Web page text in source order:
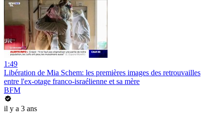
1:49
Libération de Mia Schem: les premières images des retrouvailles
entre l'ex-otage franco-israélienne et sa mère
BFM
il y a 3 ans